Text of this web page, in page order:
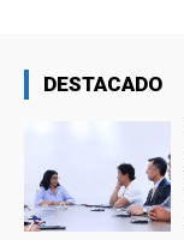
DESTACADO